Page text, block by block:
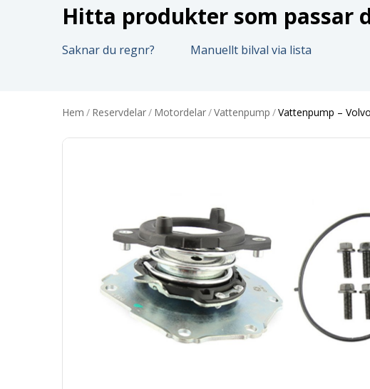
Hitta produkter som passar
Saknar du regnr? Manuellt bilval via lista
Hem / Reservdelar/ Motordelar/Vattenpump /Vattenpump –